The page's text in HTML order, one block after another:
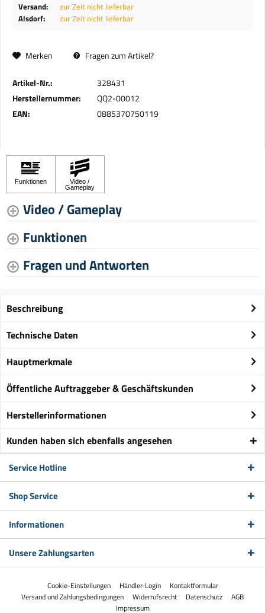
Versand:
zur Zeit nicht lieferbar
Alsdorf:
zur Zeit nicht lieferbar
Merken Fragen zum Artikel?
Artikel-Nr.:
328431
Herstellernummer:
QQ2-00012
EAN:
0885370750119
Video / Gameplay
Funktionen
Fragen und Antworten
Beschreibung
Technische Daten
Hauptmerkmale
Öffentliche Auftraggeber & Geschäftskunden
Herstellerinformationen
Kunden haben sich ebenfalls angesehen
Service Hotline
Shop Service
Informationen
Unsere Zahlungsarten
Cookie-Einstellungen Händler-Login
Kontaktformular
Versand und Zahlungsbedingungen
Widerrufsrecht Datenschutz
AGB
Impressum